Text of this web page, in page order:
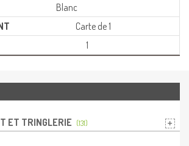
Blanc
Carte de 1
1
ET TRINGLERIE (131)